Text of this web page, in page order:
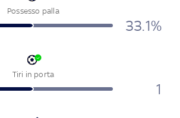
Possesso palla
33.1%
Tiri in porta
1